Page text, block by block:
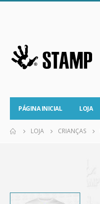
PÁGINA INICIAL LOJA
LOJA CRIANÇAS